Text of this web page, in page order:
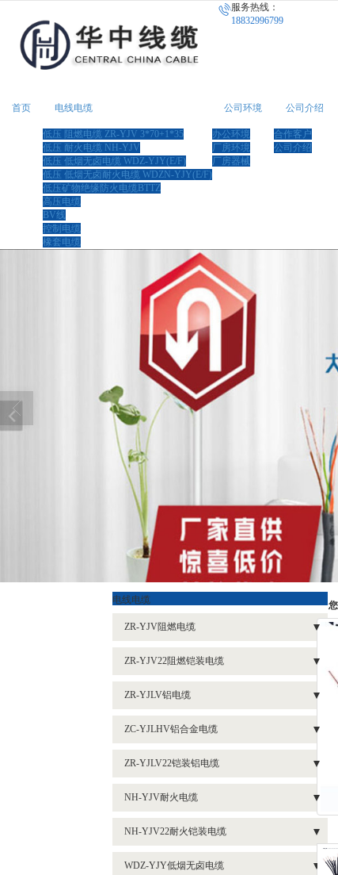
很遗憾，因您的浏览器版本过低
服务热线：
18832996799
首页 电线电缆
低压 阻燃电缆 ZR-YJV 3*70+1*35
低压 耐火电缆 NH-YJV
低压 低烟无卤电缆 WDZ-YJY(E/F)
低压 低烟无卤耐火电缆 WDZN-YJY(E/F)
低压矿物绝缘防火电缆BTTZ
高压电缆
BV线
控制电缆
橡套电缆
公司环境
办公环境
厂房环境
厂房器械
公司介绍
合作客户
公司介绍
电线电缆
ZR-YJV阻燃电缆
- 1芯系列阻燃电缆ZR-YJV
- 2等芯系列阻燃电缆ZR-YJV
- 3等芯阻燃电缆系列ZR-YJV
- 5等芯系列阻燃电缆ZR-YJV
- 3芯+1芯系列阻燃电缆ZR-YJV
- 3芯+2芯系列阻燃电缆ZR-YJV
- 4芯+1芯系列阻燃电缆ZR-YJY
ZR-YJV22阻燃铠装电缆
- 1芯阻燃铠装电缆ZR-YJV62
- 2芯阻燃铠装电缆ZR-YJV22
- 3芯阻燃铠装电缆ZR-YJV22
- 5芯阻燃铠装电缆ZR-YJV22
- 3芯+1芯系列阻燃铠装电缆ZR-YJV22
- 3芯+2芯阻燃铠装电缆ZR-YJV22
ZR-YJLV铝电缆
- 1芯系列铝电缆ZR-YJLV
- 2等芯系列铝电缆ZR-YJLV
- 3等芯系列铝电缆ZR-YJLV
- 5等芯系列铝电缆ZR-YJLV
- 3+1芯系列铝电缆ZR-YJLV
ZC-YJLHV铝合金电缆
- 新分类
- 3芯铝合金电缆ZC-YJLHV
- 2芯铝合金电缆ZC-YJLHV
ZR-YJLV22铠装铝电缆
- 1芯系列铝电缆ZR-YJLV62
- 2等芯系列铝电缆ZR-YJLV22
- 3等芯系列铝电缆ZR-YJLV22
NH-YJV耐火电缆
- 5等芯系列耐火电缆NH-YJV
- 耐火电缆NH-YJV-3*35+2*16
NH-YJV22耐火铠装电缆
- 3芯+2芯耐火铠装电缆NH-YJV22
WDZ-YJY低烟无卤电缆